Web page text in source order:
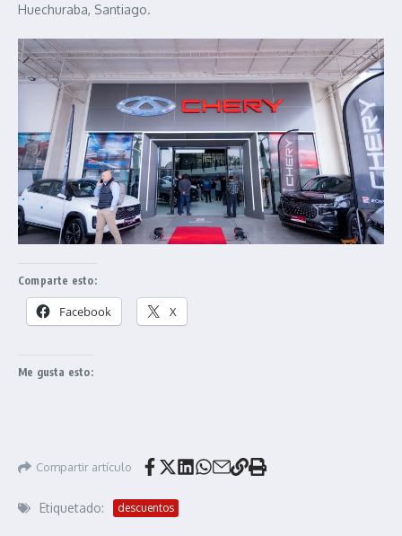
Huechuraba, Santiago.
Comparte esto:
Facebook X
Me gusta esto:
Compartir artículo
Etiquetado: descuentos